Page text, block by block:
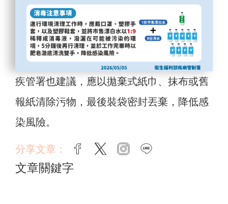
疾管署也建議，應以拋棄式紙巾、抹布或舊
報紙清除污物，最後裝袋密封丟棄，降低感
染風險。
分享文章： facebook
twitter instagram
文章關鍵字